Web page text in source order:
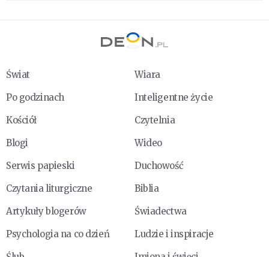
Świat
Wiara
Po godzinach
Inteligentne życie
Kościół
Czytelnia
Blogi
Wideo
Serwis papieski
Duchowość
Czytania liturgiczne
Biblia
Artykuły blogerów
Świadectwa
Psychologia na co dzień
Ludzie i inspiracje